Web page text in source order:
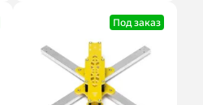
Под заказ